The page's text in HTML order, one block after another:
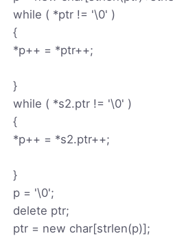
while ( *ptr != '\0' )
{
*p++ = *ptr++;
}
while ( *s2.ptr != '\0' )
{
*p++ = *s2.ptr++;
}
p = '\0';
delete ptr;
ptr = new char[strlen(p)];